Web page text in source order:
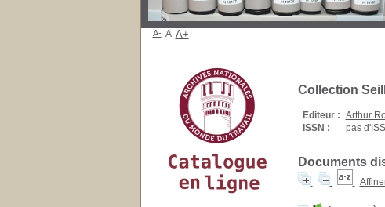
Collection
Editeur : Arthur
ISSN :
pas
Documents
A- A A+